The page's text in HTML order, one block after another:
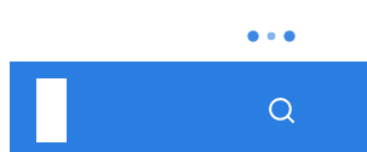
Naar inhoud
Zoek